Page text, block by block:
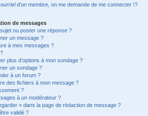
d’un membre, on me demande de me connecter !?
de messages
ou poster une réponse ?
un message ?
à mes messages ?
plus d’options à mon sondage ?
un sondage ?
à un forum ?
des fichiers à mon message ?
?
à un modérateur ?
» dans la page de rédaction de message ?
validé ?